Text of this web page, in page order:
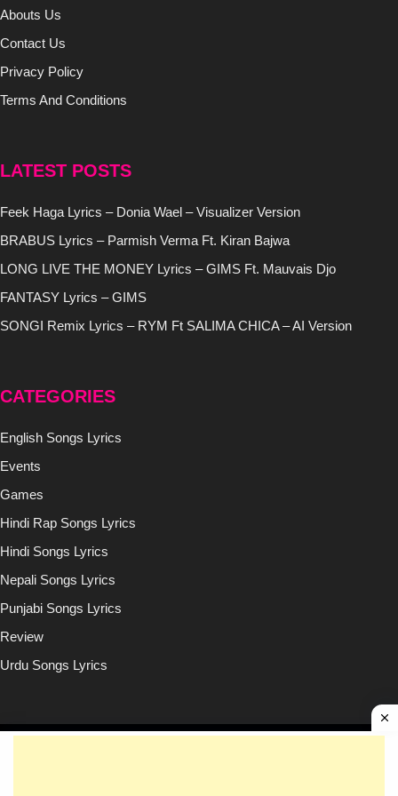
Abouts Us
Contact Us
Privacy Policy
Terms And Conditions
LATEST POSTS
Feek Haga Lyrics – Donia Wael – Visualizer Version
BRABUS Lyrics – Parmish Verma Ft. Kiran Bajwa
LONG LIVE THE MONEY Lyrics – GIMS Ft. Mauvais Djo
FANTASY Lyrics – GIMS
SONGI Remix Lyrics – RYM Ft SALIMA CHICA – AI Version
CATEGORIES
English Songs Lyrics
Events
Games
Hindi Rap Songs Lyrics
Hindi Songs Lyrics
Nepali Songs Lyrics
Punjabi Songs Lyrics
Review
Urdu Songs Lyrics